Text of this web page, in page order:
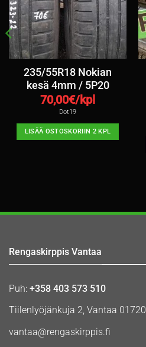
235/55R18 Nokian
kesä 4mm / 5P20
70,00€/kpl
Dot19
LISÄÄ OSTOSKORIIN 2 KPL
Rengaskirppis Vantaa
Puh: +358 403 573 510
Tiilenlyöjänkuja 2, Vantaa 01720
vantaa@rengaskirppis.fi